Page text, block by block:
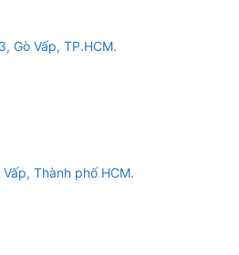
Gò Vấp, TP.HCM.
Thành phố HCM.